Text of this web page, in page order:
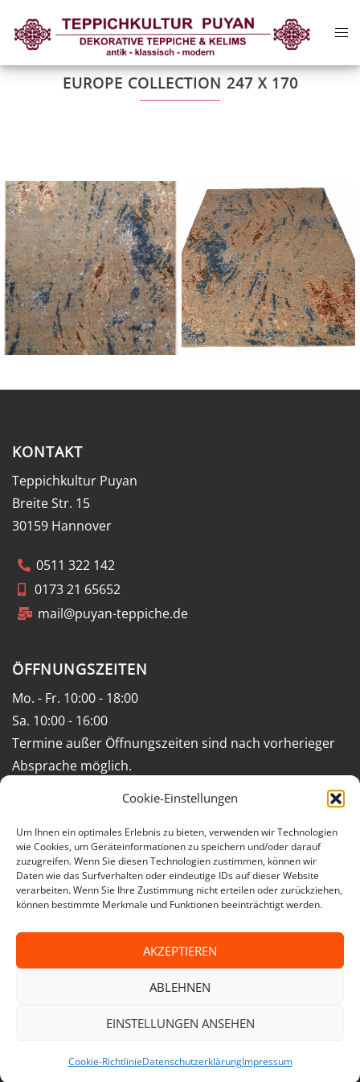
Cookie-Einstellungen
Um Ihnen ein optimales Erlebnis zu bieten, verwenden wir Technologien
wie Cookies, um Geräteinformationen zu speichern und/oder darauf
zuzugreifen. Wenn Sie diesen Technologien zustimmen, können wir
Daten wie das Surfverhalten oder eindeutige IDs auf dieser Website
verarbeiten. Wenn Sie Ihre Zustimmung nicht erteilen oder zurückziehen,
können bestimmte Merkmale und Funktionen beeinträchtigt werden.
AKZEPTIEREN
ABLEHNEN
EINSTELLUNGEN ANSEHEN
Cookie-RichtlinieDatenschutzerklärungImpressum
Inhalt
springen
EUROPE COLLECTION 247 X 170
KONTAKT
Teppichkultur Puyan
Breite Str. 15
30159 Hannover
0511 322 142
0173 21 65652
mail@puyan-teppiche.de
ÖFFNUNGSZEITEN
Mo. - Fr. 10:00 - 18:00
Sa. 10:00 - 16:00
Termine außer Öffnungszeiten sind nach vorherieger
Absprache möglich.
Impressum
Geschäftsbedingungen (AGB)
Datenschutzerklärung
instagram
Cookie-
Richtlinie
(EU)
Datenschutzerklärung
AGB
© 2026 Teppichkultur Puyan